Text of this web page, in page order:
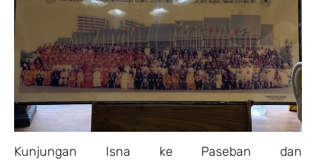
Kunjungan Isna ke Paseban dan